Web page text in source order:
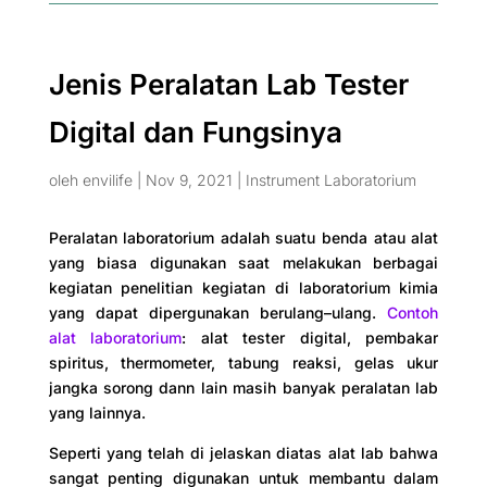
Jenis Peralatan Lab Tester
Digital dan Fungsinya
oleh envilife| Nov 9, 2021 Instrument Laboratorium
Peralatan laboratorium adalah suatu benda atau alat
yang biasa digunakan saat melakukan berbagai
kegiatan penelitian kegiatan di laboratorium kimia
yang dapat dipergunakan berulang–ulang.Contoh
alat laboratorium: alat tester digital, pembakar
spiritus, thermometer, tabung reaksi, gelas ukur
jangka sorong dann lain masih banyak peralatan lab
yang lainnya.
Seperti yang telah di jelaskan diatas alat lab bahwa
sangat penting digunakan untuk membantu dalam